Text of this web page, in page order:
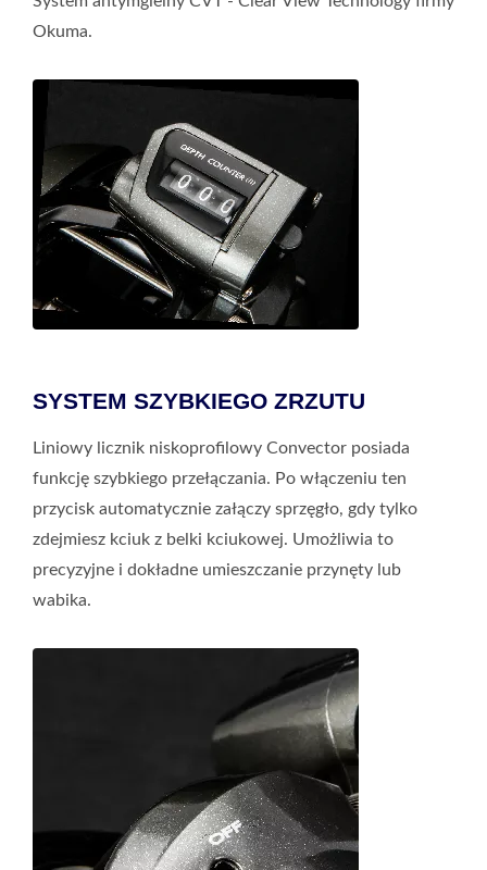
Okuma.
SYSTEM SZYBKIEGO ZRZUTU
Liniowy licznik niskoprofilowy Convector posiada
funkcję szybkiego przełączania. Po włączeniu ten
przycisk automatycznie załączy sprzęgło, gdy tylko
zdejmiesz kciuk z belki kciukowej. Umożliwia to
precyzyjne i dokładne umieszczanie przynęty lub
wabika.